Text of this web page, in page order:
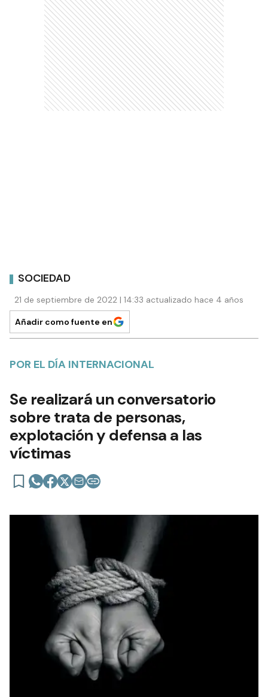
SOCIEDAD
21 de septiembre de 2022 | 14:33 actualizado hace 4 años
Añadir como fuente en
POR EL DÍA INTERNACIONAL
Se realizará un conversatorio
sobre trata de personas,
explotación y defensa a las
víctimas